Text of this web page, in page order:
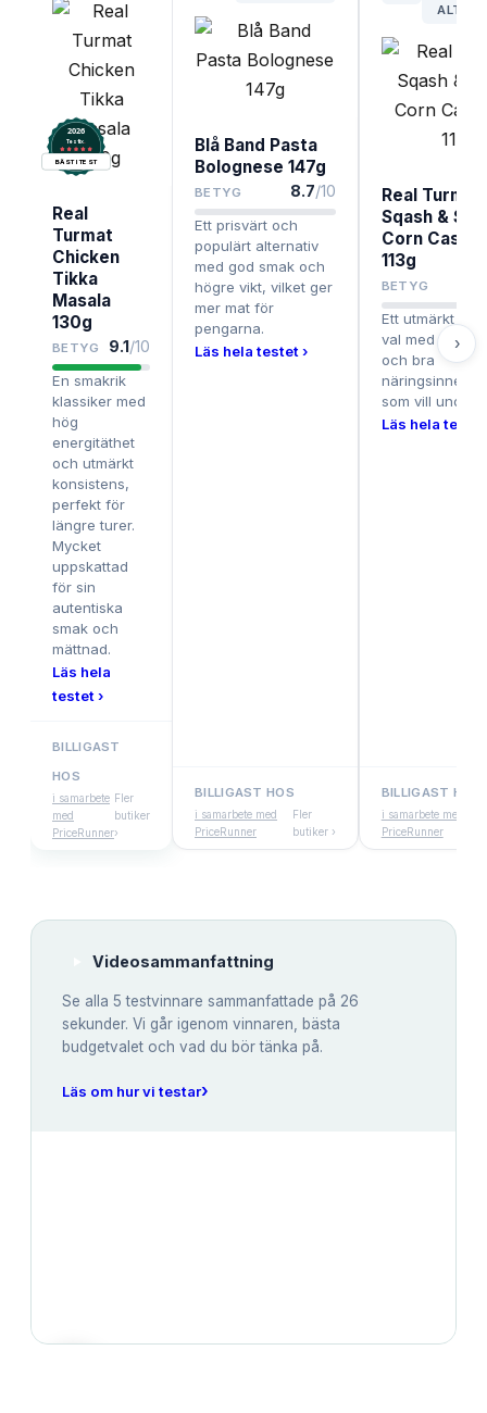
2026
Testix.
BÄST I TEST
Real
Turmat
Chicken
Tikka
Masala
130g
BETYG 9.1/10
En smakrik
klassiker med
hög
energitäthet
och utmärkt
konsistens,
perfekt för
längre turer.
Mycket
uppskattad
för sin
autentiska
smak och
mättnad.
Läs hela
testet ›
BILLIGAST
HOS
i samarbete
med
PriceRunner
Fler
butiker
›
Blå Band Pasta
Bolognese 147g
BETYG 8.7/10
Ett prisvärt och
populärt alternativ
med god smak och
högre vikt, vilket ger
mer mat för
pengarna.
Läs hela testet ›
BILLIGAST HOS
i samarbete med
PriceRunner
Fler
butiker ›
Real Turmat
Sqash &
Corn
113g
BETYG
Ett utmärkt
val med fräsch
och bra
som vill
Läs hela testet
BILLIGAST HOS
i samarbete med
PriceRunner
›
Videosammanfattning
Se alla 5 testvinnare sammanfattade på 26
sekunder. Vi går igenom vinnaren, bästa
budgetvalet och vad du bör tänka på.
Läs om hur vi testar›